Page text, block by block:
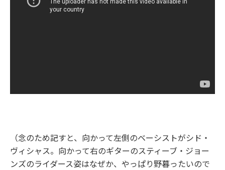
（念のため記すと、向かって左側のベーシストがシド・
ヴィシャス。向かって右のギターのスティーブ・ジョー
ンズのライダース姿はなぜか、やっぱり野暮ったいので